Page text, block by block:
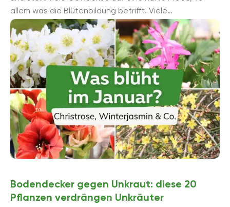
allem was die Blütenbildung betrifft. Viele
Pflanzenbegeisterte gehen ...
Bodendecker gegen Unkraut: diese 20
Pflanzen verdrängen Unkräuter